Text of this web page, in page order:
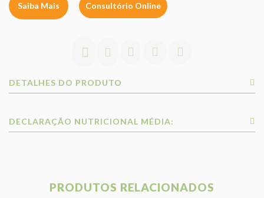
Saiba Mais Consultório Online
DETALHES DO PRODUTO
DECLARAÇÃO NUTRICIONAL MÉDIA:
PRODUTOS RELACIONADOS